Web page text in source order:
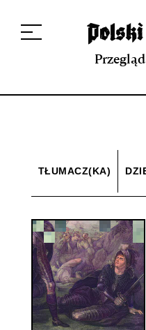
projekcie
Kontakt
Repozytorium XIX w.
TŁUMACZ(KA)